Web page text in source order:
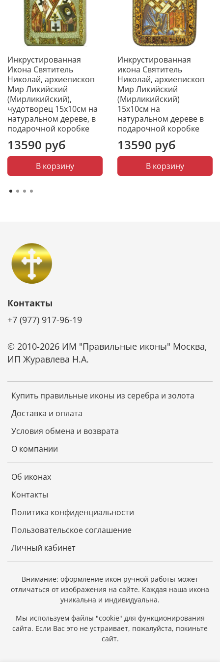
прославился как защитник невинно осуждённых,
умиротворитель враждующих и избавитель от
напрасной смерти.
Инкрустированная
Икона Святитель
Николай, архиепископ
Мир Ликийский
(Мирликийский),
чудотворец 15х10см на
натуральном дереве, в
подарочной коробке
13590 руб
В корзину
Инкрустированная
икона Святитель
Николай, архиепископ
Мир Ликийский
(Мирликийский)
15х10см на
натуральном дереве в
подарочной коробке
13590 руб
В корзину
Купить правильные иконы из серебра и золота
Доставка и оплата
Условия обмена и возврата
О компании
Об иконах
Контакты
Политика конфиденциальности
Пользовательское соглашение
Личный кабинет
Контакты
+7 (977) 917-96-19
© 2010-2026 ИМ "Правильные иконы" Москва,
ИП Журавлева Н.А.
Внимание: оформление икон ручной работы может
отличаться от изображения на сайте. Каждая наша икона
уникальна и индивидуальна.
Мы используем файлы "cookie" для функционирования
сайта. Если Вас это не устраивает, пожалуйста, покиньте
сайт.